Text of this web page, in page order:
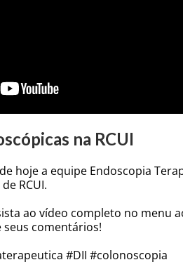
na RCUI
hoje a equipe Endoscopia
RCUI.
ao vídeo completo no menu
seus comentários!
#DII #colonoscopia